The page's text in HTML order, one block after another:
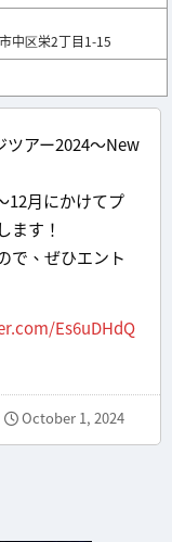
中区栄2丁目1-15
ツアー2024〜New
12月にかけてプ
ます！
で、ぜひエント
Es6uDHdQ
October 1, 2024